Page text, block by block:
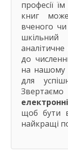
професії
книг
вченого чи
до
на
для
електронні
щоб бути
найкращі